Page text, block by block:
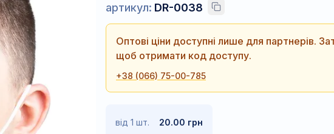
артикул: DR-0038
Оптові ціни доступні лише для партнерів.
щоб отримати код доступу.
+38 (066) 75-00-785
від 1 шт. 20.00 грн